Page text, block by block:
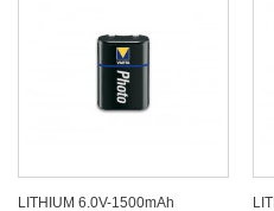
LITHIUM 6.0V-1500mAh